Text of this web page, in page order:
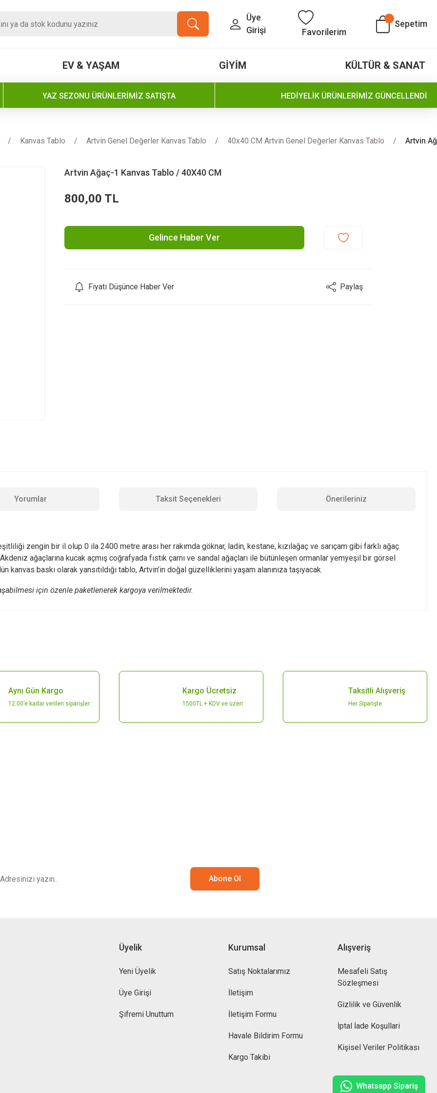
Üye
Girişi
Favorilerim
Sepetim
EV & YAŞAM GİYİM KÜLTÜR & SANAT
YAZ SEZONU ÜRÜNLERİMİZ SATIŞTA HEDİYELİK ÜRÜNLERİMİZ GÜNCELLENDİ
Kanvas Tablo Artvin Genel Değerler Kanvas Tablo 40x40 CM Artvin Genel Değerler Kanvas Tablo Artvin
Artvin Ağaç-1 Kanvas Tablo / 40X40 CM
800,00 TL
Gelince Haber Ver
Fiyatı Düşünce Haber Ver Paylaş
Yorumlar Taksit Seçenekleri Önerileriniz
zengin bir il olup 0 ila 2400 metre arası her rakımda göknar, ladin, kestane, kızılağaç ve sarıçam gibi farklı ağaç
ağaçlarına kucak açmış coğrafyada fıstık çamı ve sandal ağaçları ile bütünleşen ormanlar yemyeşil bir görsel
baskı olarak yansıtıldığı tablo, Artvin’in doğal güzelliklerini yaşam alanınıza taşıyacak.
için özenle paketlenerek kargoya verilmektedir.
Aynı Gün Kargo
12:00’e kadar verilen siparişler
Kargo Ücretsiz
1500TL + KDV ve üzeri
Taksitli Alışveriş
Her Siparişte
Abone Ol
Üyelik
Yeni Üyelik
Üye Girişi
Şifremi Unuttum
Kurumsal
Satış Noktalarımız
İletişim
İletişim Formu
Havale Bildirim Formu
Kargo Takibi
Alışveriş
Mesafeli Satış
Sözleşmesi
Gizlilik ve Güvenlik
İptal İade Koşullari
Kişisel Veriler Politikası
Whatsapp Sipariş